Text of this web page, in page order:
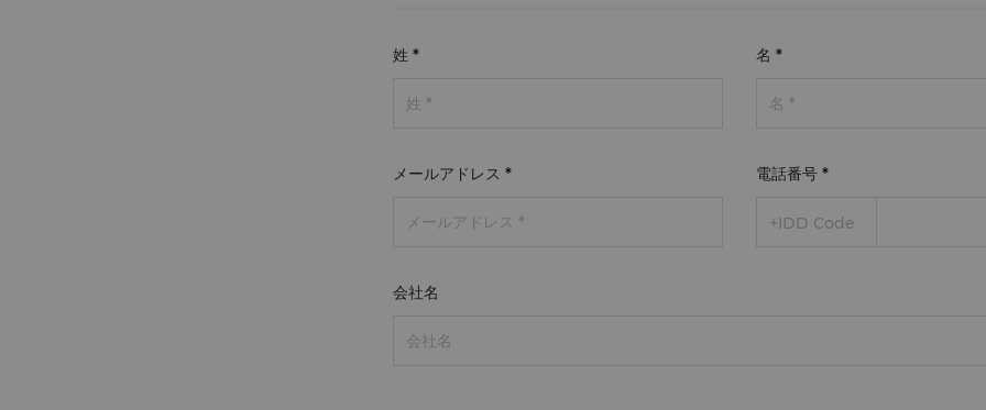
姓 * 名 *
メールアドレス * 電話番号 *
+IDD Code
会社名